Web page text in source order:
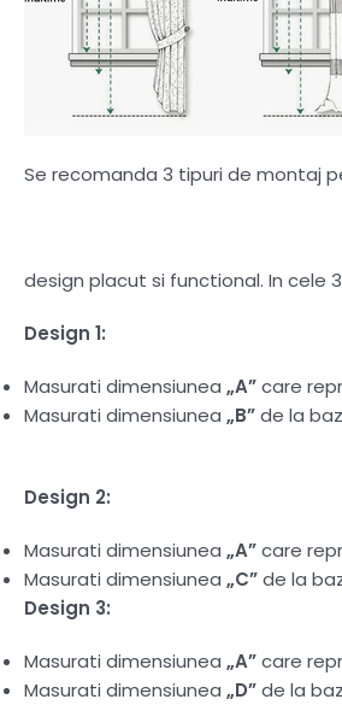
Se recomanda 3 tipuri de montaj
design placut si functional. In cele
Design 1:
Masurati dimensiunea „A”care
Masurati dimensiunea „B”de la
Design 2:
Masurati dimensiunea „A”care
Masurati dimensiunea „C”de la
Design 3:
Masurati dimensiunea „A”care
Masurati dimensiunea „D”de la